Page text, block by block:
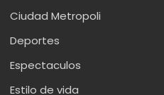
Ciudad Metropoli
Deportes
Espectaculos
Estilo de vida